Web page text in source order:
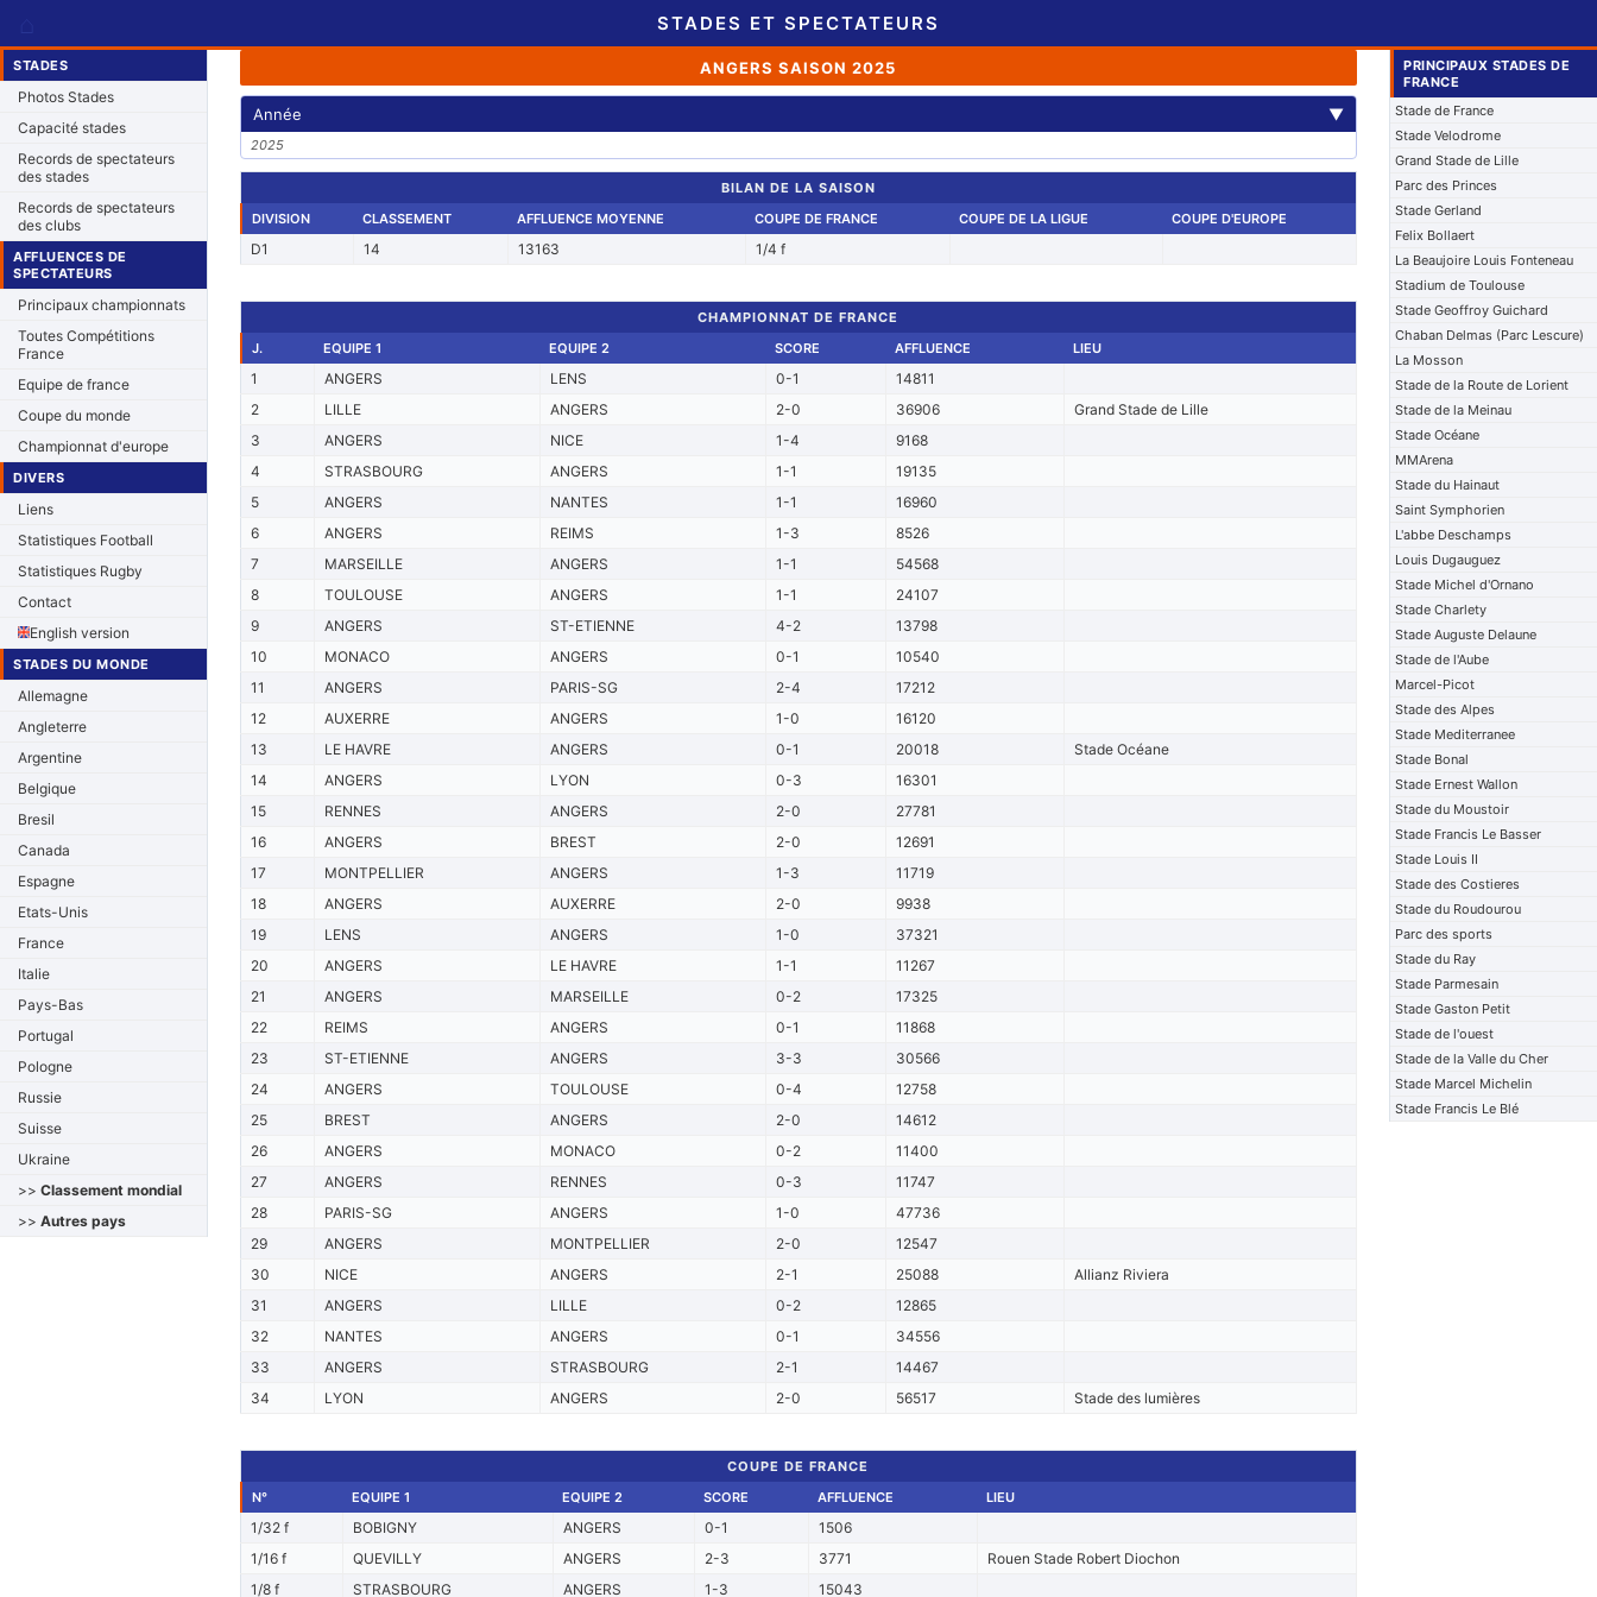
STADES ET SPECTATEURS
STADES
Photos Stades
Capacité stades
Records de spectateurs
des stades
Records de spectateurs
des clubs
AFFLUENCES DE
SPECTATEURS
Principaux championnats
Toutes Compétitions
France
Equipe de france
Coupe du monde
Championnat d'europe
DIVERS
Liens
Statistiques Football
Statistiques Rugby
Contact
English version
STADES DU MONDE
Allemagne
Angleterre
Argentine
Belgique
Bresil
Canada
Espagne
Etats-Unis
France
Italie
Pays-Bas
Portugal
Pologne
Russie
Suisse
Ukraine
>> Classement mondial
>> Autres pays
ANGERS SAISON 2025
Année ▼
2025
BILAN DE LA SAISON
DIVISION
CLASSEMENT AFFLUENCE MOYENNE COUPE DE FRANCE COUPE DE LA LIGUE COUPE D'EUROPE
D1 14 13163 1/4 f
CHAMPIONNAT DE FRANCE
J.
EQUIPE 1 EQUIPE 2 SCORE AFFLUENCE LIEU
1 ANGERS LENS 0-1
14811
2
LILLE ANGERS 2-0 36906
Grand Stade de Lille
3
ANGERS NICE 1-4
9168
4
STRASBOURG ANGERS 1-1
19135
5
ANGERS NANTES 1-1
16960
6
ANGERS REIMS 1-3
8526
7
MARSEILLE ANGERS 1-1
54568
8
TOULOUSE ANGERS 1-1
24107
9
ANGERS ST-ETIENNE 4-2
13798
10
MONACO ANGERS 0-1
10540
11
ANGERS PARIS-SG 2-4
17212
12
AUXERRE ANGERS 1-0
16120
13
LE HAVRE ANGERS 0-1 20018
Stade Océane
14
ANGERS LYON 0-3
16301
15
RENNES ANGERS 2-0
27781
16
ANGERS BREST 2-0
12691
17
MONTPELLIER ANGERS 1-3
11719
18
ANGERS AUXERRE 2-0
9938
19
LENS ANGERS 1-0
37321
20
ANGERS LE HAVRE 1-1
11267
21
ANGERS MARSEILLE 0-2
17325
22
REIMS ANGERS 0-1
11868
23
ST-ETIENNE ANGERS 3-3
30566
24
ANGERS TOULOUSE 0-4
12758
25
BREST ANGERS 2-0
14612
26
ANGERS MONACO 0-2
11400
27
ANGERS RENNES 0-3
11747
28
PARIS-SG ANGERS 1-0
47736
29
ANGERS MONTPELLIER 2-0
12547
30
NICE ANGERS 2-1 25088
Allianz Riviera
31
ANGERS LILLE 0-2
12865
32
NANTES ANGERS 0-1
34556
33
ANGERS STRASBOURG 2-1
14467
34
LYON ANGERS 2-0 56517 Stade des lumières
COUPE DE FRANCE
N°
EQUIPE 1 EQUIPE 2 SCORE AFFLUENCE LIEU
1/32 f BOBIGNY ANGERS 0-1
1506
1/16 f
QUEVILLY ANGERS 2-3 3771
Rouen Stade Robert Diochon
1/8 f
STRASBOURG ANGERS 1-3 15043
PRINCIPAUX STADES DE
FRANCE
Stade de France
Stade Velodrome
Grand Stade de Lille
Parc des Princes
Stade Gerland
Felix Bollaert
La Beaujoire Louis Fonteneau
Stadium de Toulouse
Stade Geoffroy Guichard
Chaban Delmas (Parc Lescure)
La Mosson
Stade de la Route de Lorient
Stade de la Meinau
Stade Océane
MMArena
Stade du Hainaut
Saint Symphorien
L'abbe Deschamps
Louis Dugauguez
Stade Michel d'Ornano
Stade Charlety
Stade Auguste Delaune
Stade de l'Aube
Marcel-Picot
Stade des Alpes
Stade Mediterranee
Stade Bonal
Stade Ernest Wallon
Stade du Moustoir
Stade Francis Le Basser
Stade Louis II
Stade des Costieres
Stade du Roudourou
Parc des sports
Stade du Ray
Stade Parmesain
Stade Gaston Petit
Stade de l'ouest
Stade de la Valle du Cher
Stade Marcel Michelin
Stade Francis Le Blé